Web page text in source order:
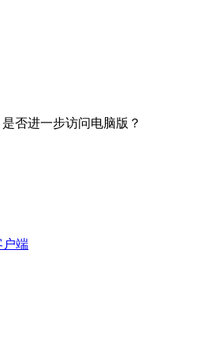
否进一步访问电脑版？
户端